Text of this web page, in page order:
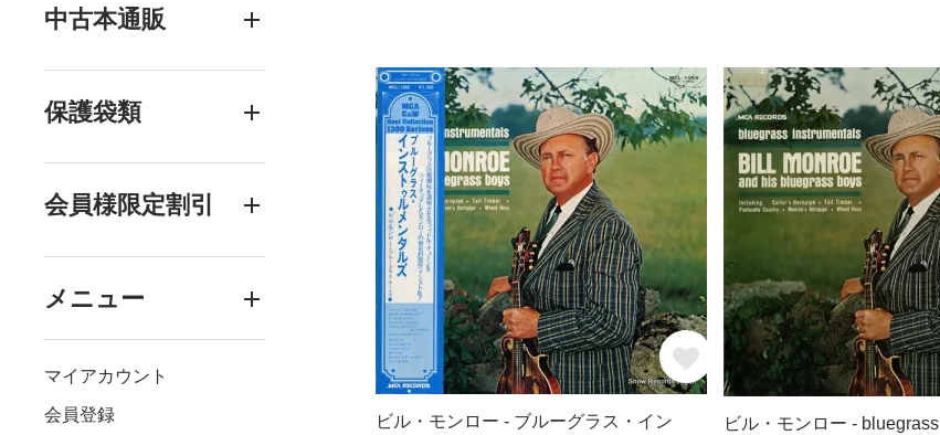
中古本通販
保護袋類
会員様限定割引
メニュー
マイアカウント
会員登録
ビル・モンロー - ブルーグラス・イン
ビル・モンロー - bluegrass